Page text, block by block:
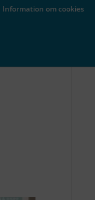
Information om cookies